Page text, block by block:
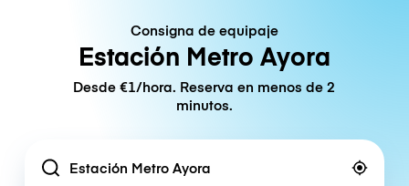
Consigna de equipaje
Estación Metro Ayora
Desde €1/hora. Reserva en menos de 2
minutos.
Location